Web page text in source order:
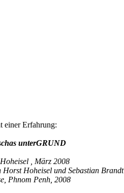
einer Erfahrung:
unterGRUND
, März 2008
Horst Hoheisel und Sebastian Brandt
Phnom Penh, 2008